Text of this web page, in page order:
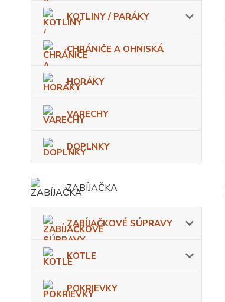
KOTLINY / PARÁKY
CHRÁNIČE A OHNISKÁ
HORÁKY
VARECHY
DOPLNKY
ZABÍJAČKA
ZABÍJAČKOVÉ SÚPRAVY
KOTLE
POKRIEVKY